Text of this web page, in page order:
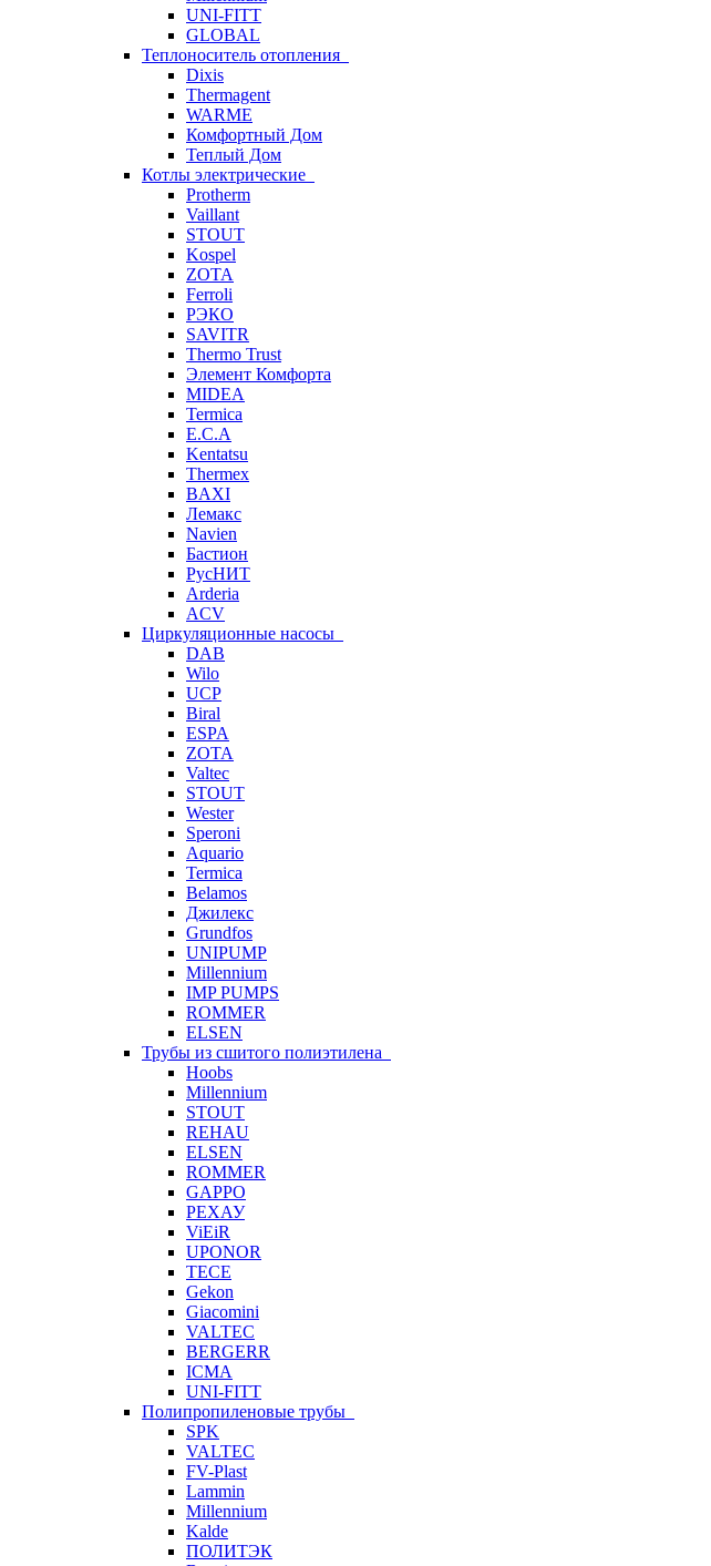
UNI-FITT
GLOBAL
Теплоноситель отопления
Dixis
Thermagent
WARME
Комфортный Дом
Теплый Дом
Котлы электрические
Protherm
Vaillant
STOUT
Kospel
ZOTA
Ferroli
РЭКО
SAVITR
Thermo Trust
Элемент Комфорта
MIDEA
Termica
E.C.A
Kentatsu
Thermex
BAXI
Лемакс
Navien
Бастион
РусНИТ
Arderia
ACV
Циркуляционные насосы
DAB
Wilo
UCP
Biral
ESPA
ZOTA
Valtec
STOUT
Wester
Speroni
Aquario
Termica
Belamos
Джилекс
Grundfos
UNIPUMP
Millennium
IMP PUMPS
ROMMER
ELSEN
Трубы из сшитого полиэтилена
Hoobs
Millennium
STOUT
REHAU
ELSEN
ROMMER
GAPPO
РЕХАУ
ViEiR
UPONOR
TECE
Gekon
Giacomini
VALTEC
BERGERR
ICMA
UNI-FITT
Полипропиленовые трубы
SPK
VALTEC
FV-Plast
Lammin
Millennium
Kalde
ПОЛИТЭК